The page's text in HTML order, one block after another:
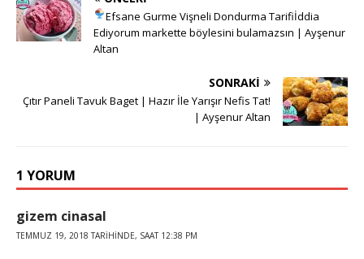
Efsane Gurme Vişneli Dondurma Tarifiİddia
Ediyorum markette böylesini bulamazsın | Ayşenur
Altan
SONRAKI
Çıtır Paneli Tavuk Baget | Hazır İle Yarışır Nefis Tat!
| Ayşenur Altan
1 YORUM
gizem cinasal
TEMMUZ 19, 2018 TARIHINDE, SAAT 12:38 PM